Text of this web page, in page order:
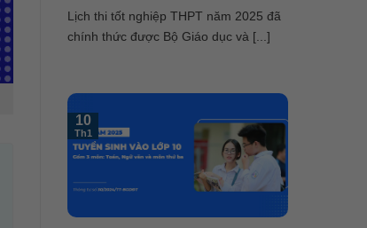
Lịch thi tốt nghiệp THPT năm 2025 đã
chính thức được Bộ Giáo dục và [...]
10
Th1